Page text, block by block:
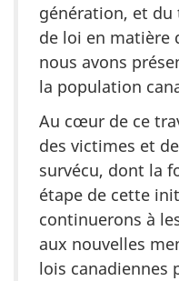
génération, et
de loi en matière
nous avons
la population
Au cœur de ce
des victimes et
survécu, dont la
étape de cette
continuerons à
aux nouvelles
lois canadiennes